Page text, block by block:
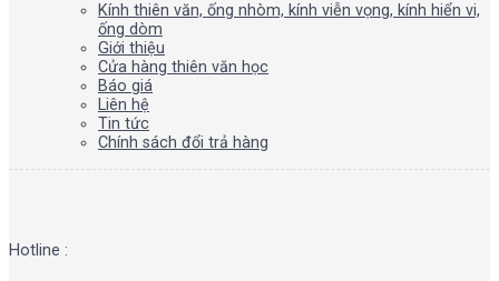
Kính thiên văn, ống nhòm, kính viễn vọng, kính hiển vi,
ống dòm
Giới thiệu
Cửa hàng thiên văn học
Báo giá
Liên hệ
Tin tức
Chính sách đổi trả hàng
Hotline :